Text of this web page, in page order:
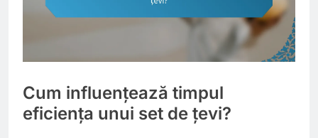
Cum influențează timpul
eficiența unui set de țevi?